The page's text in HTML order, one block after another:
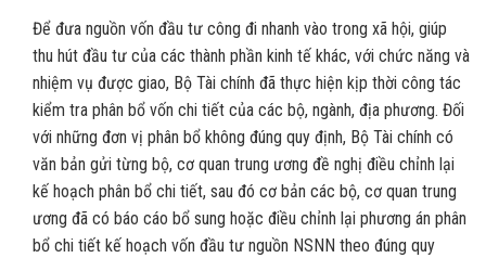
Để đưa nguồn vốn đầu tư công đi nhanh vào trong xã hội, giúp
thu hút đầu tư của các thành phần kinh tế khác, với chức năng và
nhiệm vụ được giao, Bộ Tài chính đã thực hiện kịp thời công tác
kiểm tra phân bổ vốn chi tiết của các bộ, ngành, địa phương. Đối
với những đơn vị phân bổ không đúng quy định, Bộ Tài chính có
văn bản gửi từng bộ, cơ quan trung ương đề nghị điều chỉnh lại
kế hoạch phân bổ chi tiết, sau đó cơ bản các bộ, cơ quan trung
ương đã có báo cáo bổ sung hoặc điều chỉnh lại phương án phân
bổ chi tiết kế hoạch vốn đầu tư nguồn NSNN theo đúng quy